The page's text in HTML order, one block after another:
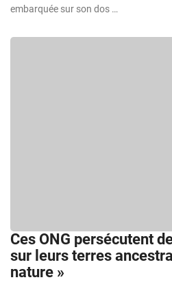
embarquée sur son dos …
Ces ONG persécutent
sur leurs terres
nature »